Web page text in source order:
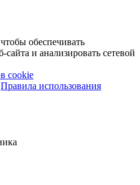
обеспечивать
и анализировать сетевой
cookie
Правила использования